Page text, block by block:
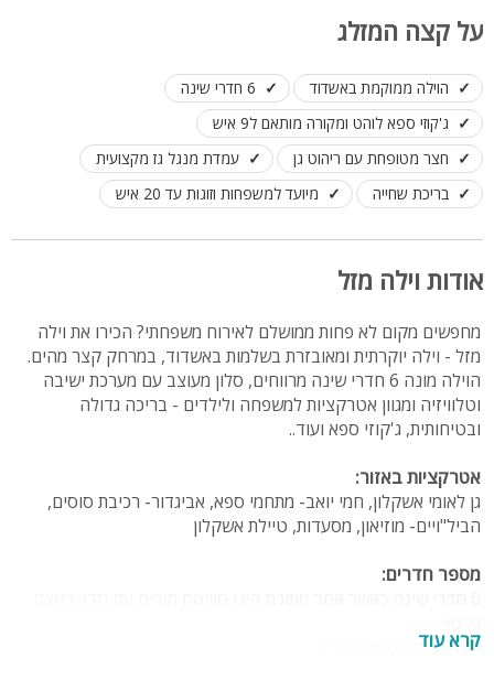
על קצה המזלג
הוילה ממוקמת באשדוד
6 חדרי שינה
ג'קוזי ספא לוהט ומקורה מותאם ל9 איש
חצר מטופחת עם ריהוט גן
עמדת מנגל גז מקצועית
בריכת שחייה
מיועד למשפחות וזוגות עד 20 איש
אודות וילה מזל
מחפשים מקום לא פחות ממושלם לאירוח משפחתי? הכירו את וילה
מזל - וילה יוקרתית ומאובזרת בשלמות באשדוד, במרחק קצר מהים.
הוילה מונה 6 חדרי שינה מרווחים, סלון מעוצב עם מערכת ישיבה
וטלוויזיה ומגוון אטרקציות למשפחה ולילדים - בריכה גדולה
ובטיחותית, ג'קוזי ספא ועוד..
אטרקציות באזור:
גן לאומי אשקלון, חמי יואב- מתחמי ספא, אביגדור- רכיבת סוסים,
הביל"ויים- מוזיאון, מסעדות, טיילת אשקלון
מספר חדרים:
3 חדרי רחצה בסך הכל
קרא עוד